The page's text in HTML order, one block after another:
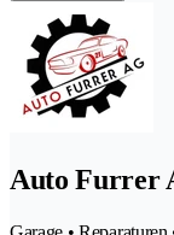
Auto Furrer